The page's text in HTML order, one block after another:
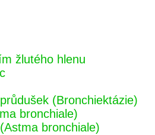
žlutého hlenu
(Bronchiektázie)
bronchiale)
bronchiale)